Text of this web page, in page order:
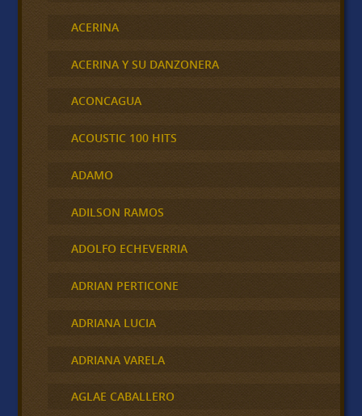
ACERINA
ACERINA Y SU DANZONERA
ACONCAGUA
ACOUSTIC 100 HITS
ADAMO
ADILSON RAMOS
ADOLFO ECHEVERRIA
ADRIAN PERTICONE
ADRIANA LUCIA
ADRIANA VARELA
AGLAE CABALLERO